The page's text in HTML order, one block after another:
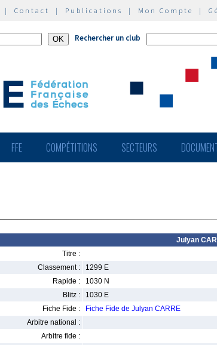
| Contact | Publications | Mon Compte |
Rechercher un club
FFE COMPÉTITIONS SECTEURS
Julyan
Titre :
Classement :
1299 E
Rapide :
1030 N
Blitz :
1030 E
Fiche Fide :
Fiche Fide de Julyan CARRE
Arbitre national :
Arbitre fide :